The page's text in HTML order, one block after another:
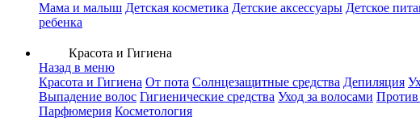
Мама и малыш Детская косметика Детские аксессуары Детское
ребенка
Красота и Гигиена
Назад в меню
Красота и Гигиена От пота Солнцезащитные средства Депиляция
Выпадение волос Гигиенические средства Уход за волосами Против
Парфюмерия Косметология